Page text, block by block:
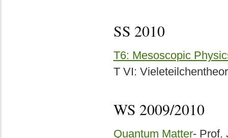
SS 2010
T6: Mesoscopic
T VI:
WS 2009/2010
Quantum Matter- Prof.